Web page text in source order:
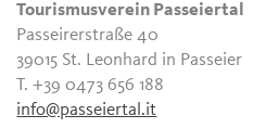
Tourismusverein Passeiertal
Passeirerstraße 40
39015 St. Leonhard in Passeier
T. +39 0473 656 188
info@passeiertal.it